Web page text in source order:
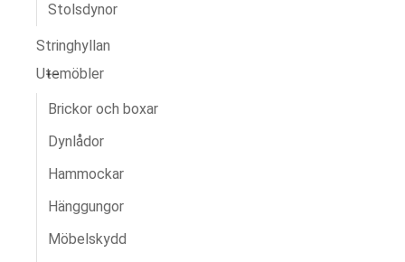
Stolsdynor
Stringhyllan
Utemöbler
Brickor och boxar
Dynlådor
Hammockar
Hänggungor
Möbelskydd